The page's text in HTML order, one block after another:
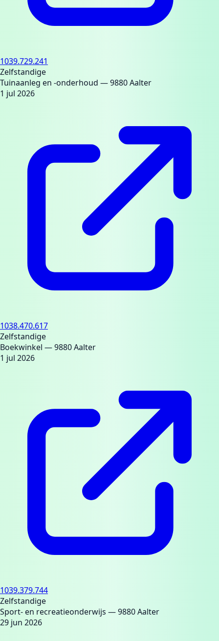
1039.729.241
Zelfstandige
Tuinaanleg en -onderhoud — 9880 Aalter
1 jul 2026
1038.470.617
Zelfstandige
Boekwinkel — 9880 Aalter
1 jul 2026
1039.379.744
Zelfstandige
Sport- en recreatieonderwijs — 9880 Aalter
29 jun 2026